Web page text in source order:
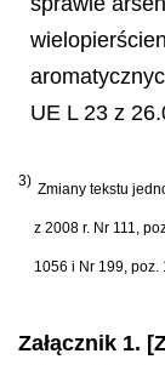
UE L 23 z
3) Zmiany tekstu
z 2008 r. Nr 111,
1056 i Nr 199, poz.
Załącznik 1.